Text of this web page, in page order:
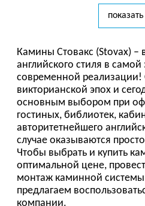
оптимальной цене,
монтаж каминной системы
предлагаем
Купить камин Stovax
оптимальные цены и
подбор
Английские камины Stovax
поразят вас своим
роскошью и немедленно
Британией XIX века. По
такое впечатление в
произвести на гостей
статусного дома.